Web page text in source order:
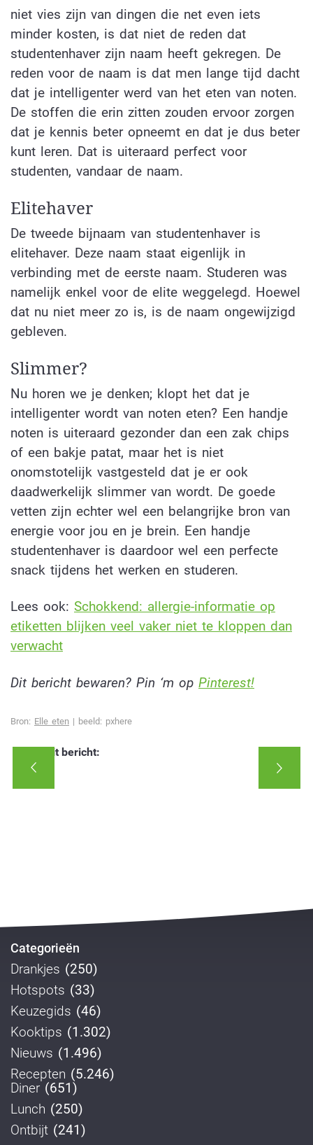
niet vies zijn van dingen die net even iets
minder kosten, is dat niet de reden dat
studentenhaver zijn naam heeft gekregen. De
reden voor de naam is dat men lange tijd dacht
dat je intelligenter werd van het eten van noten.
De stoffen die erin zitten zouden ervoor zorgen
dat je kennis beter opneemt en dat je dus beter
kunt leren. Dat is uiteraard perfect voor
studenten, vandaar de naam.
Elitehaver
De tweede bijnaam van studentenhaver is
elitehaver. Deze naam staat eigenlijk in
verbinding met de eerste naam. Studeren was
namelijk enkel voor de elite weggelegd. Hoewel
dat nu niet meer zo is, is de naam ongewijzigd
gebleven.
Slimmer?
Nu horen we je denken; klopt het dat je
intelligenter wordt van noten eten? Een handje
noten is uiteraard gezonder dan een zak chips
of een bakje patat, maar het is niet
onomstotelijk vastgesteld dat je er ook
daadwerkelijk slimmer van wordt. De goede
vetten zijn echter wel een belangrijke bron van
energie voor jou en je brein. Een handje
studentenhaver is daardoor wel een perfecte
snack tijdens het werken en studeren.
Lees ook: Schokkend: allergie-informatie op
etiketten blijken veel vaker niet te kloppen dan
verwacht
Dit bericht bewaren? Pin ‘m op Pinterest!
Bron: Elle eten | beeld: pxhere
Deel dit bericht:
Categorieën
Drankjes (250)
Hotspots (33)
Keuzegids (46)
Kooktips (1.302)
Nieuws (1.496)
Recepten (5.246)
Diner (651)
Lunch (250)
Ontbijt (241)